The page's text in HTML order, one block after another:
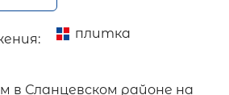
плитка
в Сланцевском районе на